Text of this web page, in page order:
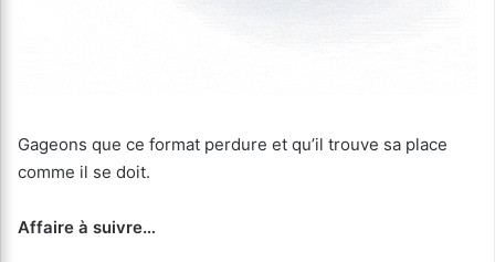
Gageons que ce format perdure et qu’il trouve sa place
comme il se doit.
Affaire à suivre…